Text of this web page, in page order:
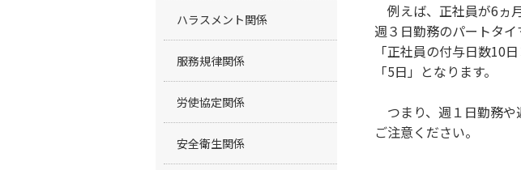
例えば、正社員が6ヵ
週３日勤務のパートタ
「正社員の付与日数10
「5日」となります。
つまり、週１日勤務や
ご注意ください。
ハラスメント関係
服務規律関係
労使協定関係
安全衛生関係